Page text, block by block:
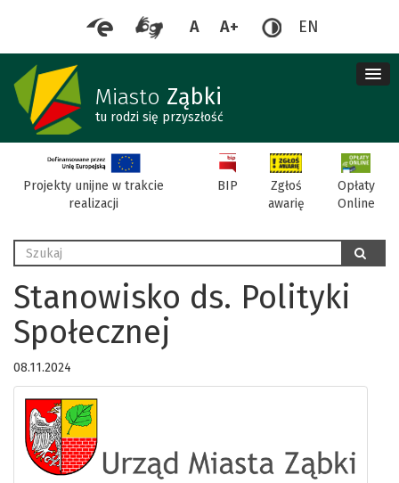
A A+ EN
Miasto Ząbki
tu rodzi się przyszłość
Projekty unijne w trakcie
realizacji
BIP
Zgłoś
awarię
Opłaty
Online
Wyszukaj szukaj
Stanowisko ds. Polityki
Społecznej
08.11.2024